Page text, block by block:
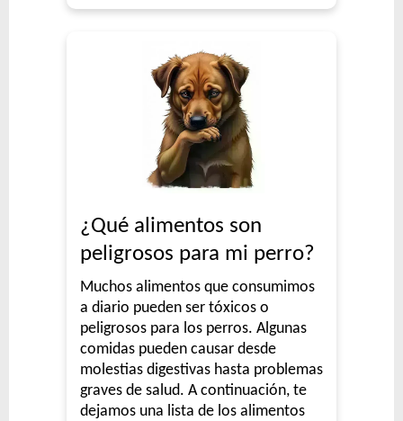
¿Qué alimentos son
peligrosos para mi perro?
Muchos alimentos que consumimos
a diario pueden ser tóxicos o
peligrosos para los perros. Algunas
comidas pueden causar desde
molestias digestivas hasta problemas
graves de salud. A continuación, te
dejamos una lista de los alimentos